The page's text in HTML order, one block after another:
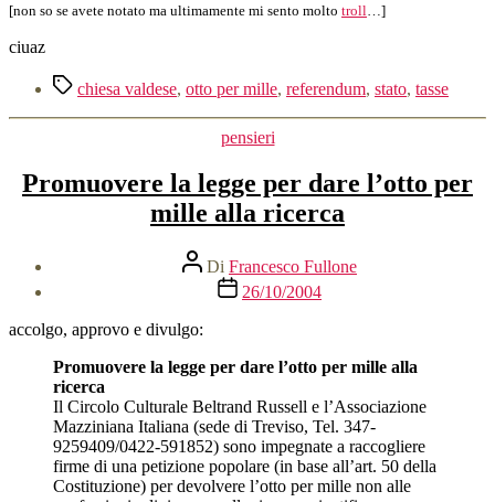
[non so se avete notato ma ultimamente mi sento molto troll …]
ciuaz
Tag chiesa valdese, otto per mille, referendum, stato, tasse
Categorie
pensieri
Promuovere la legge per dare l’otto per
mille alla ricerca
Autore
articolo
Di Francesco Fullone
Data
dell'articolo
26/10/2004
accolgo, approvo e divulgo:
Promuovere la legge per dare l’otto per mille alla
ricerca
Il Circolo Culturale Beltrand Russell e l’Associazione
Mazziniana Italiana (sede di Treviso, Tel. 347-
9259409/0422-591852) sono impegnate a raccogliere
firme di una petizione popolare (in base all’art. 50 della
Costituzione) per devolvere l’otto per mille non alle